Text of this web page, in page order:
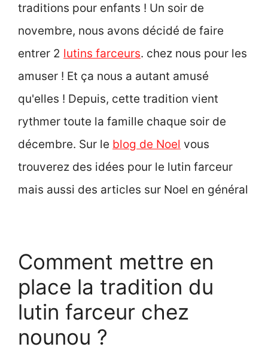
traditions pour enfants ! Un soir de
novembre, nous avons décidé de faire
entrer 2 lutins farceurs. chez nous pour les
amuser ! Et ça nous a autant amusé
qu'elles ! Depuis, cette tradition vient
rythmer toute la famille chaque soir de
décembre. Sur le blog de Noel vous
trouverez des idées pour le lutin farceur
mais aussi des articles sur Noel en général
Comment mettre en
place la tradition du
lutin farceur chez
nounou ?